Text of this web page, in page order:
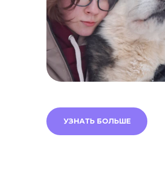
УЗНАТЬ БОЛЬШЕ